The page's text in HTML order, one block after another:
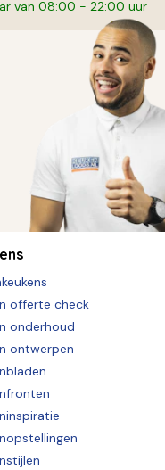
van 08:00 - 22:00 uur
offerte check
onderhoud
ontwerpen